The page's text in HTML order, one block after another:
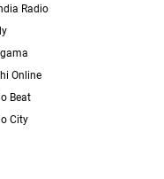
Radio
Online
Beat
City